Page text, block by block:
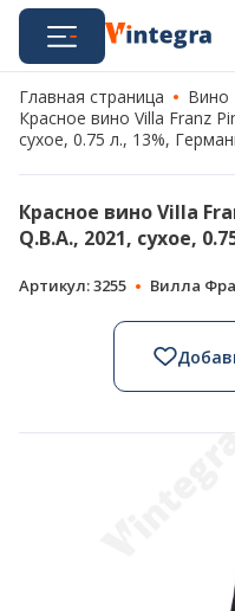
Главная страница Вино
Красное вино Villa Franz
сухое, 0.75 л., 13%,
Красное вино Villa
Q.B.A., 2021, сухое,
Артикул: 3255 Вилла